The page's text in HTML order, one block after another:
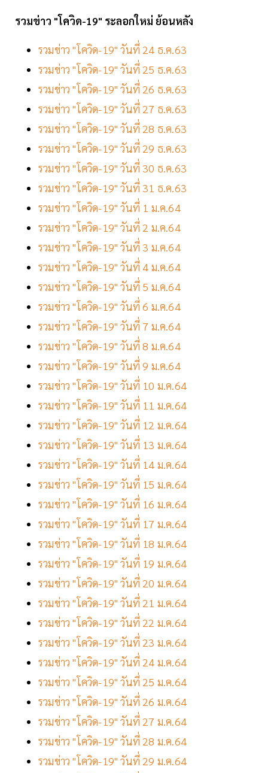
รวมข่าว "โควิด-19" ระลอกใหม่ ย้อนหลัง
รวมข่าว "โควิด-19" วันที่ 24 ธ.ค.63
รวมข่าว "โควิด-19" วันที่ 25 ธ.ค.63
รวมข่าว "โควิด-19" วันที่ 26 ธ.ค.63
รวมข่าว "โควิด-19" วันที่ 27 ธ.ค.63
รวมข่าว "โควิด-19" วันที่ 28 ธ.ค.63
รวมข่าว "โควิด-19" วันที่ 29 ธ.ค.63
รวมข่าว "โควิด-19" วันที่ 30 ธ.ค.63
รวมข่าว "โควิด-19" วันที่ 31 ธ.ค.63
รวมข่าว "โควิด-19" วันที่ 1 ม.ค.64
รวมข่าว "โควิด-19" วันที่ 2 ม.ค.64
รวมข่าว "โควิด-19" วันที่ 3 ม.ค.64
รวมข่าว "โควิด-19" วันที่ 4 ม.ค.64
รวมข่าว "โควิด-19" วันที่ 5 ม.ค.64
รวมข่าว "โควิด-19" วันที่ 6 ม.ค.64
รวมข่าว "โควิด-19" วันที่ 7 ม.ค.64
รวมข่าว "โควิด-19" วันที่ 8 ม.ค.64
รวมข่าว "โควิด-19" วันที่ 9 ม.ค.64
รวมข่าว "โควิด-19" วันที่ 10 ม.ค.64
รวมข่าว "โควิด-19" วันที่ 11 ม.ค.64
รวมข่าว "โควิด-19" วันที่ 12 ม.ค.64
รวมข่าว "โควิด-19" วันที่ 13 ม.ค.64
รวมข่าว "โควิด-19" วันที่ 14 ม.ค.64
รวมข่าว "โควิด-19" วันที่ 15 ม.ค.64
รวมข่าว "โควิด-19" วันที่ 16 ม.ค.64
รวมข่าว "โควิด-19" วันที่ 17 ม.ค.64
รวมข่าว "โควิด-19" วันที่ 18 ม.ค.64
รวมข่าว "โควิด-19" วันที่ 19 ม.ค.64
รวมข่าว "โควิด-19" วันที่ 20 ม.ค.64
รวมข่าว "โควิด-19" วันที่ 21 ม.ค.64
รวมข่าว "โควิด-19" วันที่ 22 ม.ค.64
รวมข่าว "โควิด-19" วันที่ 23 ม.ค.64
รวมข่าว "โควิด-19" วันที่ 24 ม.ค.64
รวมข่าว "โควิด-19" วันที่ 25 ม.ค.64
รวมข่าว "โควิด-19" วันที่ 26 ม.ค.64
รวมข่าว "โควิด-19" วันที่ 27 ม.ค.64
รวมข่าว "โควิด-19" วันที่ 28 ม.ค.64
รวมข่าว "โควิด-19" วันที่ 29 ม.ค.64